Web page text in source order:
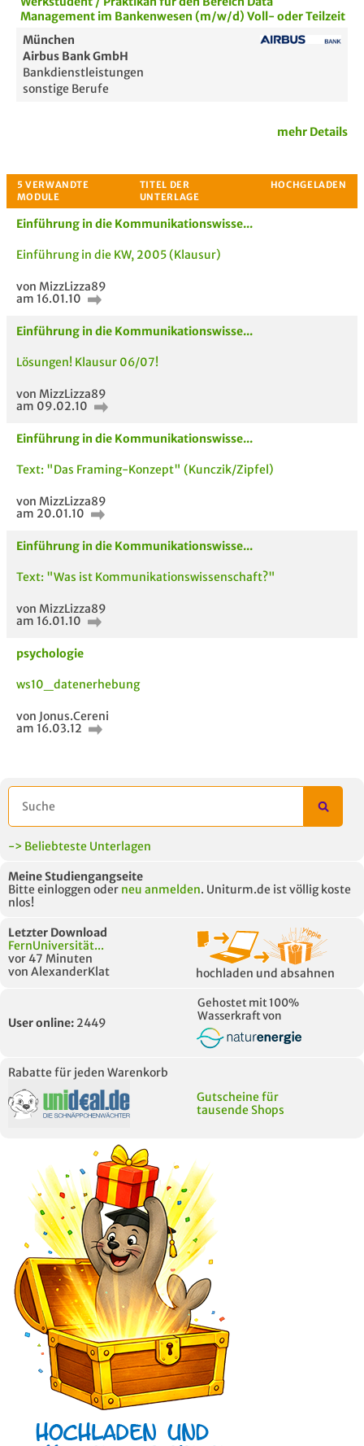
Passende Stellenanzeigen
Management im Bankenwesen (m/w/d) Voll- oder Teilzeit
München
Airbus Bank GmbH
Bankdienstleistungen
sonstige Berufe
mehr Details
Einführung in die Kommunikationswisse...
Einführung in die KW, 2005 (Klausur)
von MizzLizza89
am 16.01.10
Einführung in die Kommunikationswisse...
Lösungen! Klausur 06/07!
von MizzLizza89
am 09.02.10
Einführung in die Kommunikationswisse...
Text: "Das Framing-Konzept" (Kunczik/Zipfel)
von MizzLizza89
am 20.01.10
Einführung in die Kommunikationswisse...
Text: "Was ist Kommunikationswissenschaft?"
von MizzLizza89
am 16.01.10
psychologie
ws10_datenerhebung
von Jonus.Cereni
am 16.03.12
-> Beliebteste Unterlagen
Meine Studiengangseite
Bitte einloggen oder neu anmelden. Uniturm.de ist völlig koste
nlos!
Letzter Download
FernUniversität...
vor 47 Minuten
von AlexanderKlat
hochladen und absahnen
User online: 2449
Gehostet mit 100%
Wasserkraft von
Rabatte für jeden Warenkorb
Gutscheine für
tausende Shops